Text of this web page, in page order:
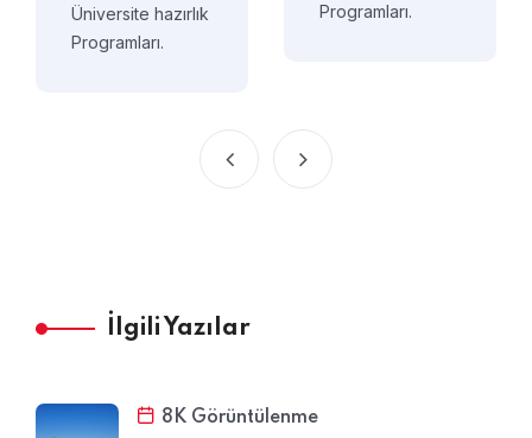
Üniversite hazırlık
Programları.
Programları.
İlgili Yazılar
8K Görüntülenme